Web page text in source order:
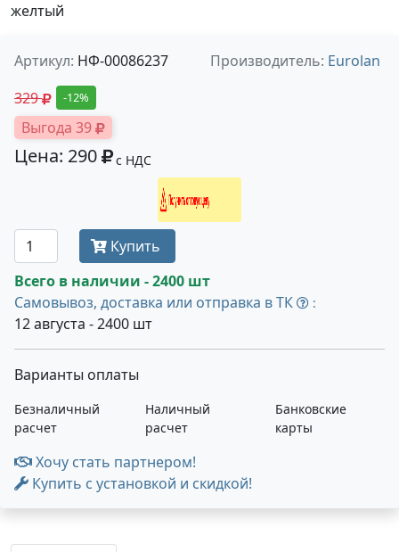
желтый
Артикул: НФ-00086237 Производитель: Eurolan
329
-12%
Выгода 39
Цена: 290 с НДС
Получить оптовую цену
Купить
Всего в наличии - 2400 шт
Самовывоз, доставка или отправка в ТК
:
12 августа - 2400 шт
Варианты оплаты
Безналичный
расчет
Наличный
расчет
Банковские
карты
Хочу стать партнером!
Купить с установкой и скидкой!